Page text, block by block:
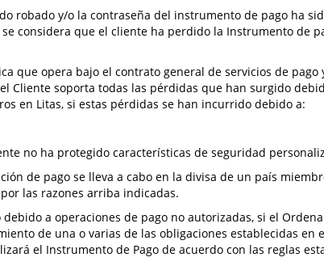
robado y/o la contraseña del instrumento de pago ha
considera que el cliente ha perdido la Instrumento de
que opera bajo el contrato general de servicios de
Cliente soporta todas las pérdidas que han surgido
en Litas, si estas pérdidas se han incurrido debido a:
no ha protegido características de seguridad
de pago se lleva a cabo en la divisa de un país
las razones arriba indicadas.
a operaciones de pago no autorizadas, si el
de una o varias de las obligaciones establecidas en
el Instrumento de Pago de acuerdo con las reglas